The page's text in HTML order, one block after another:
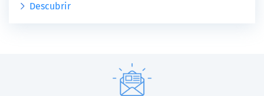
Descubrir